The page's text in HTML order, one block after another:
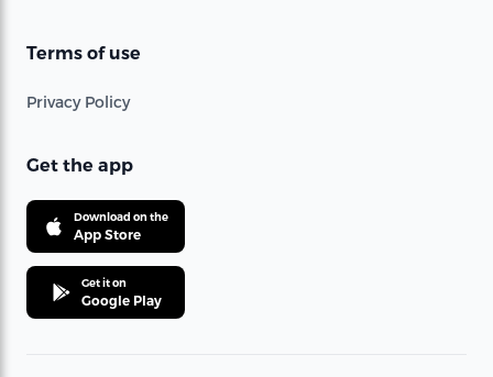
Terms of use
Privacy Policy
Get the app
Download on the
App Store
Get it on
Google Play